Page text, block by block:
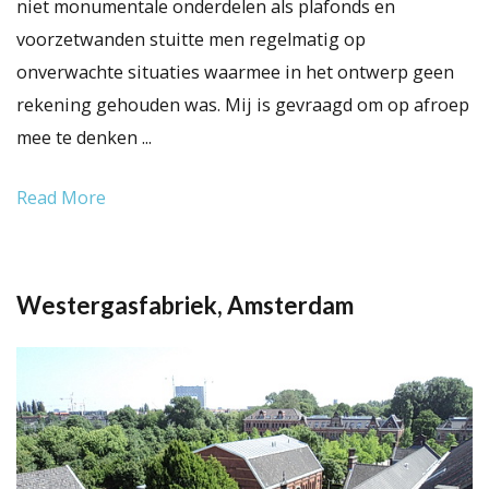
niet monumentale onderdelen als plafonds en
voorzetwanden stuitte men regelmatig op
onverwachte situaties waarmee in het ontwerp geen
rekening gehouden was. Mij is gevraagd om op afroep
mee te denken ...
Read More
Westergasfabriek, Amsterdam